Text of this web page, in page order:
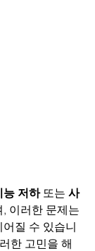
능 저하 또는 사
, 이러한 문제는
질 수 있습니
한 고민을 해